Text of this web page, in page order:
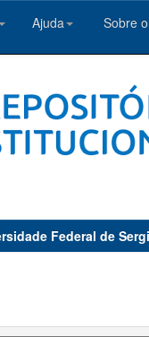
Ajuda Sobre
Federal de